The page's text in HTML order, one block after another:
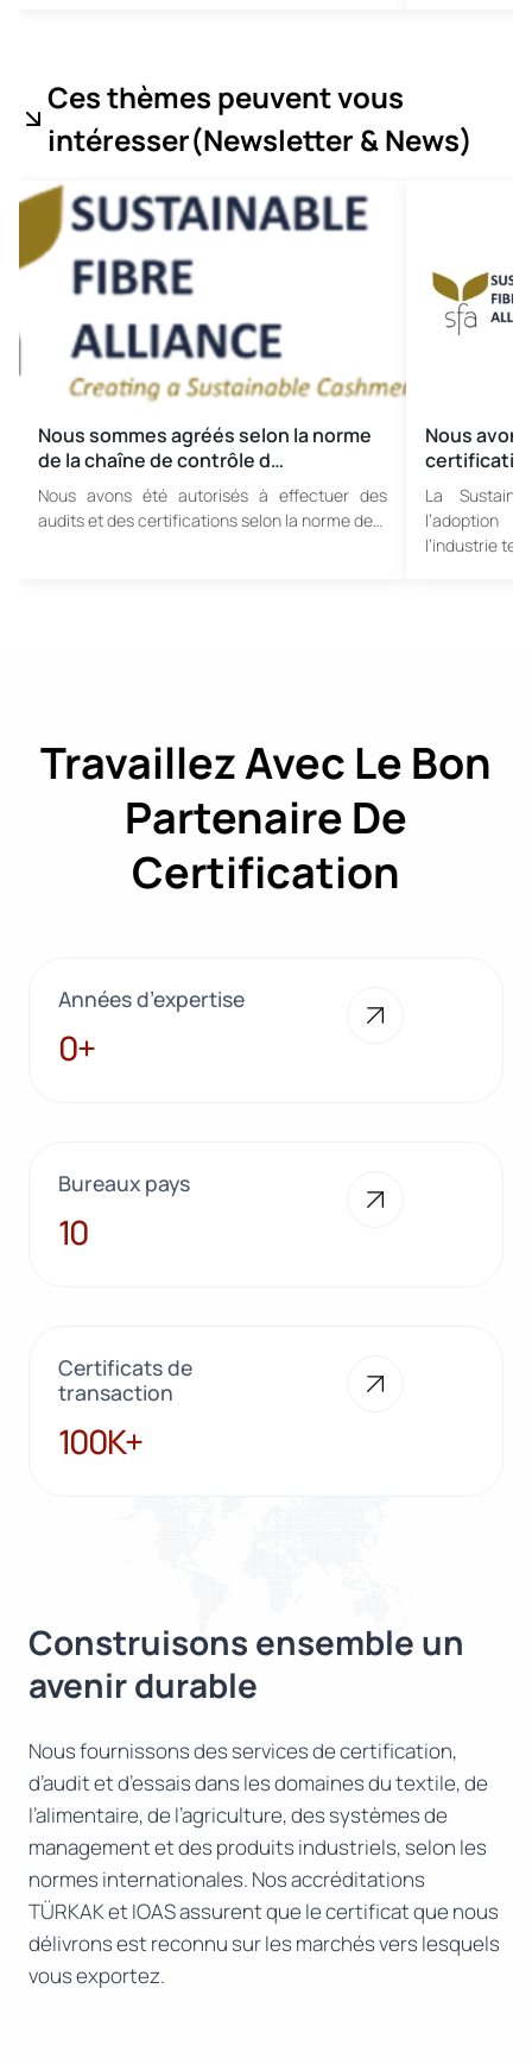
Ces thèmes peuvent vous
intéresser(Newsletter & News)
Nous sommes agréés selon la norme
de la chaîne de contrôle d…
Nous avons été autorisés à effectuer des
audits et des certifications selon la norme de…
Nous
La
l’adoption
l’industrie
Travaillez Avec Le Bon
Partenaire De
Certification
Années d’expertise
28+
0+
Bureaux pays
10
10
Certificats de
transaction
100K+
100K+
Construisons ensemble un
avenir durable
Nous fournissons des services de certification,
d’audit et d’essais dans les domaines du textile, de
l’alimentaire, de l’agriculture, des systèmes de
management et des produits industriels, selon les
normes internationales. Nos accréditations
TÜRKAK et IOAS assurent que le certificat que nous
délivrons est reconnu sur les marchés vers lesquels
vous exportez.